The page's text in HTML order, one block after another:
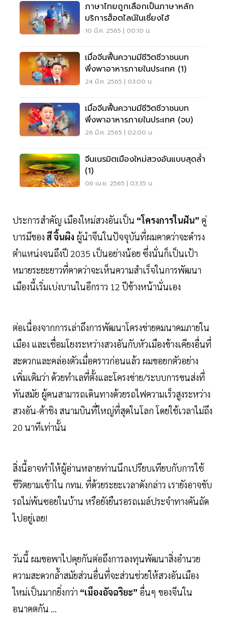
ภาษาไทยถูกเลือกเป็นภาษาหลัก
บริการฮ็อตไลน์ในเซี่ยงไฮ้
10 มี.ค. 2565 | 00:10 น.
เมื่อจีนฟื้นความมีชีวิตชีวาชนบท
พึ่งพาอาหารภายในประเทศ (1)
24 มี.ค. 2565 | 03:00 น.
เมื่อจีนฟื้นความมีชีวิตชีวาชนบท
พึ่งพาอาหารภายในประเทศ (จบ)
26 มี.ค. 2565 | 02:00 น.
จีนเนรมิตเมืองใหม่สวงอันแบบสุดล้ำ
(1)
06 เม.ย. 2565 | 03:35 น.
ประการสำคัญ เมืองใหม่สวงอันเป็น “โครงการในฝัน” คู่
บารมีของ สี จิ้นผิง ผู้นำจีนในปัจจุบันที่ผมคาดว่าจะดำรง
ตำแหน่งจนถึงปี 2035 เป็นอย่างน้อย ซึ่งนั่นก็เป็นเป้า
หมายระยะยาวที่คาดว่าจะเห็นความสำเร็จในการพัฒนา
เมืองนี้เริ่มเบ่งบานในอีกราว 12 ปีข้างหน้านั่นเอง
ต่อเนื่องจากการเล่าถึงการพัฒนาโครงข่ายคมนาคมภายใน
เมือง และเชื่อมโยงระหว่างสวงอันกับหัวเมืองข้างเคียงอื่นที่
สะดวกและคล่องตัวเมื่อคราวก่อนแล้ว ผมขอยกตัวอย่าง
เพิ่มเติมว่า ด้วยทำเลที่ตั้งและโครงข่าย/ระบบการขนส่งที่
ทันสมัย ผู้คนสามารถเดินทางด้วยรถไฟความเร็วสูงระหว่าง
สวงอัน-ต้าชิง สนามบินที่ใหญ่ที่สุดในโลก โดยใช้เวลาไม่ถึง
20 นาทีเท่านั้น
สิ่งนี้อาจทำให้ผู้อ่านหลายท่านนึกเปรียบเทียบกับการใช้
ชีวิตยามเช้าใน กทม. ที่ด้วยระยะเวลาดังกล่าว เรายังอาจขับ
รถไม่พ้นซอยในบ้าน หรือยังยืนรอรถเมล์ประจำทางคันถัด
ไปอยู่เลย!
วันนี้ ผมขอพาไปคุยกันต่อถึงการลงทุนพัฒนาสิ่งอำนวย
ความสะดวกล้ำสมัยส่วนอื่นที่จะส่วนช่วยให้สวงอันเมือง
ใหม่เป็นมากยิ่งกว่า “เมืองอัจฉริยะ” อื่นๆ ของจีนใน
อนาคตกัน ...